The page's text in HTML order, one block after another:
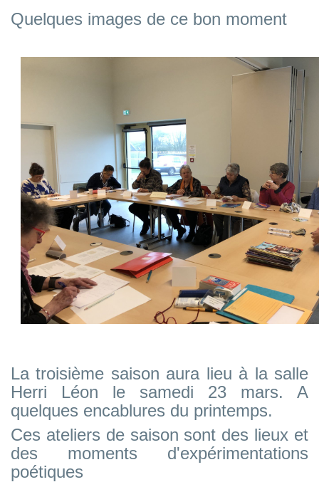
Quelques images de ce bon moment
La troisième saison aura lieu à la salle
Herri Léon le samedi 23 mars. A
quelques encablures du printemps.
Ces ateliers de saison sont des lieux et
des moments d'expérimentations
poétiques